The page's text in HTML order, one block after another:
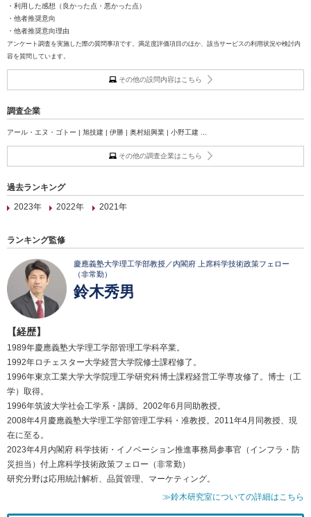
・利用した感想（良かった点・悪かった点）
・他者推奨意向
・他者推奨意向理由
アンケート調査を実施した際の質問事項です。満足度評価項目のほか、該当サービスの利用状況や検討内
容を質問しています。
その他の設問内容はこちら
調査企業
アール・エヌ・ゴトー | 旭技建 | 伊勝 | 奥村組興業 | 小野工建 ...
その他の調査企業はこちら
過去ランキング
2023年
2022年 2021年
ランキング監修
慶應義塾大学理工学部教授／内閣府 上席科学技術政策フェロー
（非常勤）
鈴木秀男
【経歴】
1989年慶應義塾大学理工学部管理工学科卒業。
1992年ロチェスター大学経営大学院修士課程修了。
1996年東京工業大学大学院理工学研究科博士課程経営工学専攻修了。博士（工
学）取得。
1996年筑波大学社会工学系・講師。2002年6月同助教授。
2008年4月慶應義塾大学理工学部管理工学科・准教授。2011年4月同教授、現
在に至る。
2023年4月内閣府 科学技術・イノベーション推進事務局参事官（インフラ・防
災担当）付上席科学技術政策フェロー（非常勤）
研究分野は応用統計解析、品質管理、マーケティング。
≫鈴木研究室についての詳細はこちら